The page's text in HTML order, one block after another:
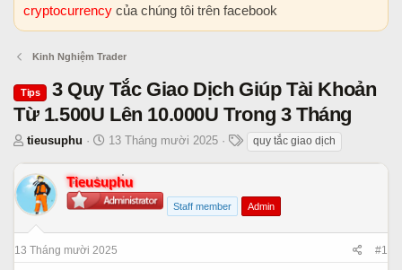
cryptocurrency của chúng tôi trên facebook
Kinh Nghiệm Trader
Tips
3 Quy Tắc Giao Dịch Giúp Tài Khoản
Từ 1.500U Lên 10.000U Trong 3 Tháng
T
r
e
a
d
s
tieusuphu
N
à
y
b
ắ
t
13 Tháng mười 2025 quy tắc giao dịch
Tieusuphu
Staff member Admin
13 Tháng mười 2025 #1